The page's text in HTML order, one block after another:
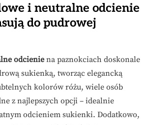
i neutralne odcienie
do pudrowej
odcienie na paznokciach doskonale
sukienką, tworząc elegancką
kolorów różu, wiele osób
z najlepszych opcji – idealnie
odcieniem sukienki. Dodatkowo,